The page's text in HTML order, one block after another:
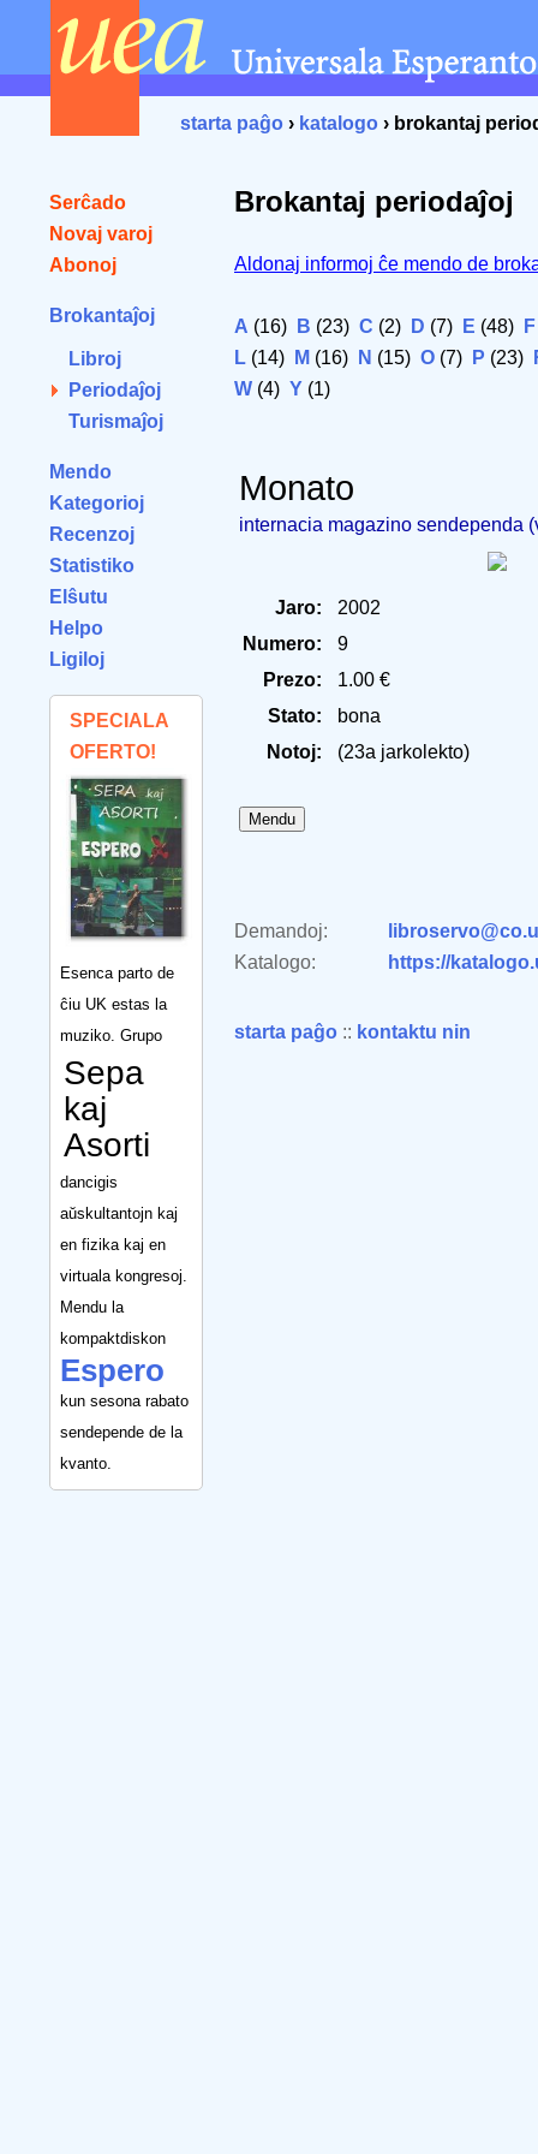
starta paĝo › katalogo › brokantaj
Serĉado
Novaj varoj
Abonoj
Brokantaĵoj
Libroj
Periodaĵoj
Turismaĵoj
Mendo
Kategorioj
Recenzoj
Statistiko
Elŝutu
Helpo
Ligiloj
SPECIALA
OFERTO!
Esenca parto de
ĉiu UK estas la
muziko. Grupo
Sepa
kaj
Asorti
dancigis
aŭskultantojn kaj
en fizika kaj en
virtuala kongresoj.
Mendu la
kompaktdiskon
Espero
kun sesona rabato
sendepende de la
kvanto.
Brokantaj periodaĵoj
Aldonaj informoj ĉe mendo de
A (16) B (23) C (2) D (7) E (48) F
L (14) M (16) N (15) O (7) P (23)
W (4) Y (1)
Monato
internacia magazino sendependa
Jaro:
2002
Numero:
9
Prezo:
1.00 €
Stato:
bona
Notoj:
(23a jarkolekto)
Demandoj:
Katalogo:
https://
starta paĝo :: kontaktu nin